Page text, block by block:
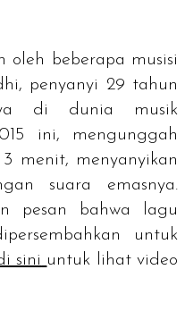
beberapa musisi
penyanyi 29 tahun
di dunia musik
ini, mengunggah
menit, menyanyikan
suara emasnya.
pesan bahwa lagu
untuk
sini untuk lihat video